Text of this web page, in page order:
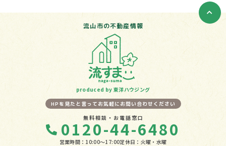
流山市の不動産情報
produced by 東洋ハウジング
HPを見たと言ってお気軽にお問い合わせください
無料相談・お電話窓口
0120-44-6480
営業時間：10:00〜17:00定休日：火曜・水曜